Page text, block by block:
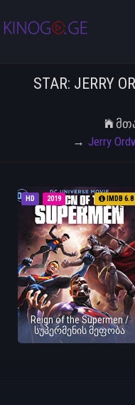
STAR: JERRY
Jerry
HD 2019 IMDB 6.8
Reign of the Supermen /
სუპერმენის მეფობა